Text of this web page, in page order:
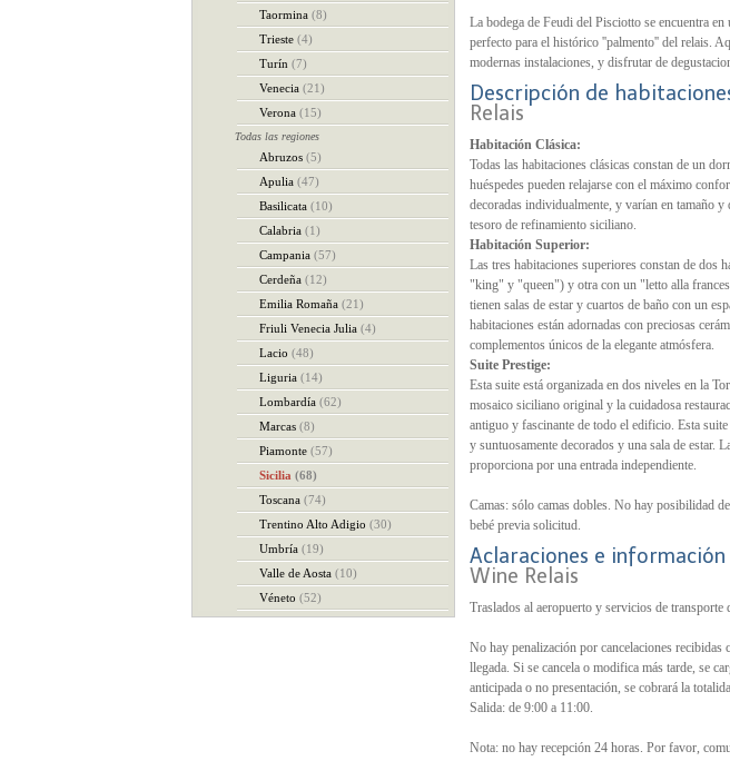
Taormina (8)
Trieste (4)
Turín (7)
Venecia (21)
Verona (15)
Todas las regiones
Abruzos (5)
Apulia (47)
Basilicata (10)
Calabria (1)
Campania (57)
Cerdeña (12)
Emilia Romaña (21)
Friuli Venecia Julia (4)
Lacio (48)
Liguria (14)
Lombardía (62)
Marcas (8)
Piamonte (57)
Sicilia (68)
Toscana (74)
Trentino Alto Adigio (30)
Umbría (19)
Valle de Aosta (10)
Véneto (52)
La bodega de Feudi del Pisciotto se encuentra
perfecto para el histórico ''palmento'' del relais.
modernas instalaciones, y disfrutar de
Descripción de
Relais
Habitación Clásica:
Todas las habitaciones clásicas constan de un
huéspedes pueden relajarse con el máximo
decoradas individualmente, y varían en tamaño
tesoro de refinamiento siciliano.
Habitación Superior:
Las tres habitaciones superiores constan de dos
"king" y "queen") y otra con un "letto alla
tienen salas de estar y cuartos de baño con un
habitaciones están adornadas con preciosas
complementos únicos de la elegante atmósfera.
Suite Prestige:
Esta suite está organizada en dos niveles en la
mosaico siciliano original y la cuidadosa
antiguo y fascinante de todo el edificio. Esta
y suntuosamente decorados y una sala de estar.
proporciona por una entrada independiente.
Camas: sólo camas dobles. No hay posibilidad
bebé previa solicitud.
Aclaraciones e información
Wine Relais
Traslados al aeropuerto y servicios de
No hay penalización por cancelaciones recibidas
llegada. Si se cancela o modifica más tarde, se
anticipada o no presentación, se cobrará la
Salida: de 9:00 a 11:00.
Nota: no hay recepción 24 horas. Por favor,